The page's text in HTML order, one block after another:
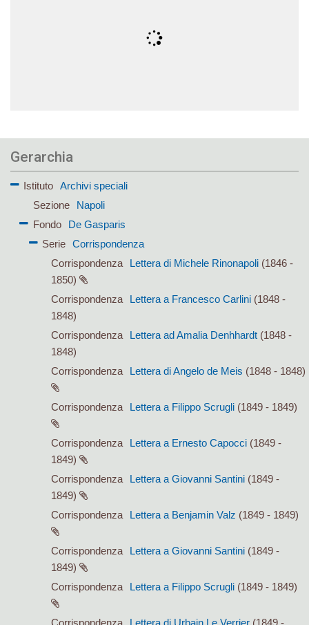
Gerarchia
Istituto
Archivi speciali
Sezione
Napoli
Fondo
De Gasparis
Serie Corrispondenza
Corrispondenza
Lettera di Michele Rinonapoli (1846 -
1850)
Corrispondenza
Lettera a Francesco Carlini (1848 -
1848)
Corrispondenza
Lettera ad Amalia Denhhardt (1848 -
1848)
Corrispondenza
Lettera di Angelo de Meis (1848 - 1848)
Corrispondenza Lettera a Filippo Scrugli (1849 - 1849)
Corrispondenza Lettera a Ernesto Capocci (1849 -
1849)
Corrispondenza
Lettera a Giovanni Santini (1849 -
1849)
Corrispondenza
Lettera a Benjamin Valz (1849 - 1849)
Corrispondenza Lettera a Giovanni Santini (1849 -
1849)
Corrispondenza
Lettera a Filippo Scrugli (1849 - 1849)
Corrispondenza Lettera di Urbain Le Verrier (1849 -